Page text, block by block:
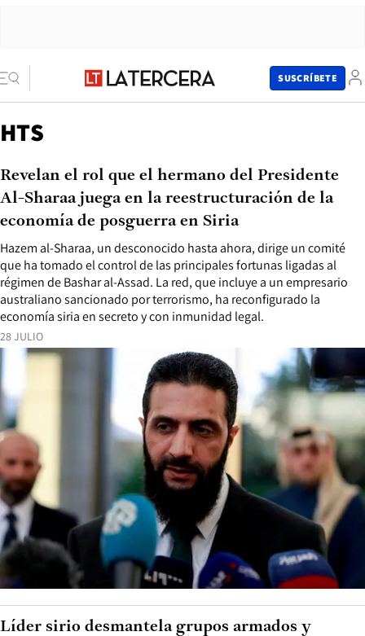
SUSCRÍBETE
HTS
28 JULIO
Hazem al-Sharaa, un desconocido hasta ahora, dirige un comité
que ha tomado el control de las principales fortunas ligadas al
régimen de Bashar al-Assad. La red, que incluye a un empresario
australiano sancionado por terrorismo, ha reconfigurado la
economía siria en secreto y con inmunidad legal.
Revelan el rol que el hermano del Presidente
Al-Sharaa juega en la reestructuración de la
economía de posguerra en Siria
Líder sirio desmantela grupos armados y